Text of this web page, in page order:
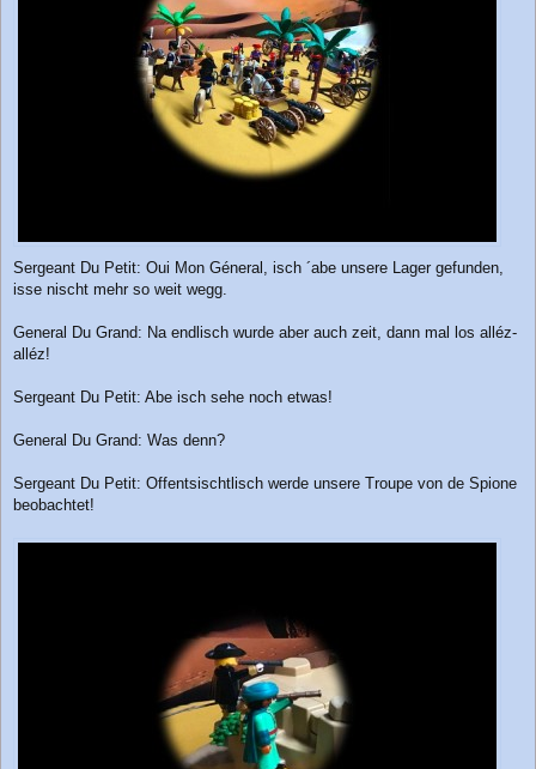
Sergeant Du Petit: Oui Mon Géneral, isch ´abe unsere Lager gefunden,
isse nischt mehr so weit wegg.
General Du Grand: Na endlisch wurde aber auch zeit, dann mal los alléz-
alléz!
Sergeant Du Petit: Abe isch sehe noch etwas!
General Du Grand: Was denn?
Sergeant Du Petit: Offentsischtlisch werde unsere Troupe von de Spione
beobachtet!